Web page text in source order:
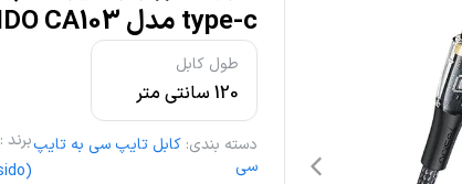
type-c مدل YESIDO CA103 طول 1/2 متر
طول کابل
120 سانتی متر
دسته بندی: کابل تایپ سی به تایپ
سی
برند:
(Yesido)